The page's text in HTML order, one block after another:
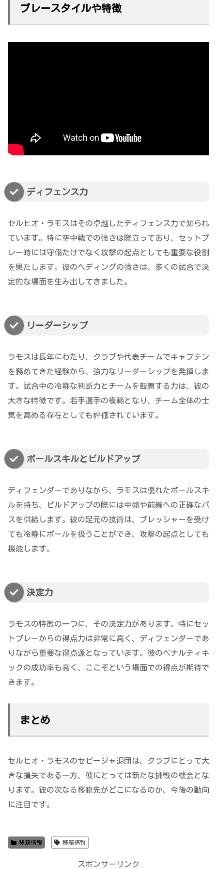
プレースタイルや特徴
ディフェンス力
セルヒオ・ラモスはその卓越したディフェンス力で知られ
ています。特に空中戦での強さは際立っており、セットプ
レー時には守備だけでなく攻撃の起点としても重要な役割
を果たします。彼のヘディングの強さは、多くの試合で決
定的な場面を生み出してきました。
リーダーシップ
ラモスは長年にわたり、クラブや代表チームでキャプテン
を務めてきた経験から、強力なリーダーシップを発揮しま
す。試合中の冷静な判断力とチームを鼓舞する力は、彼の
大きな特徴です。若手選手の模範となり、チーム全体の士
気を高める存在としても評価されています。
ボールスキルとビルドアップ
ディフェンダーでありながら、ラモスは優れたボールスキ
ルを持ち、ビルドアップの際には中盤や前線への正確なパ
スを供給します。彼の足元の技術は、プレッシャーを受け
ても冷静にボールを扱うことができ、攻撃の起点としても
機能します。
決定力
ラモスの特徴の一つに、その決定力があります。特にセッ
トプレーからの得点力は非常に高く、ディフェンダーであ
りながら重要な得点源となっています。彼のペナルティキ
ックの成功率も高く、ここぞという場面での得点が期待で
きます​。
まとめ
セルヒオ・ラモスのセビージャ退団は、クラブにとって大
きな損失である一方、彼にとっては新たな挑戦の機会とな
ります。彼の次なる移籍先がどこになるのか、今後の動向
に注目です。
移籍情報 移籍情報
スポンサーリンク